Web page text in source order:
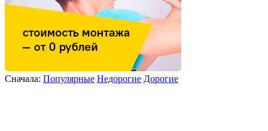
Сначала: Популярные Недорогие Дорогие